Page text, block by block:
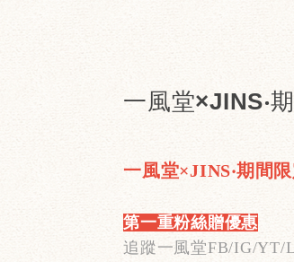
一風堂×JINS‧
一風堂×JINS‧期間
第一重粉絲贈優惠
追蹤一風堂FB/IG/YT/